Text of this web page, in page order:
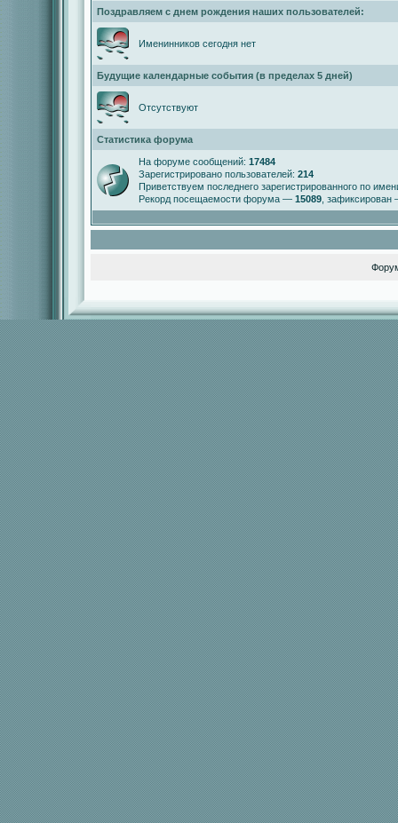
Поздравляем с днем рождения наших пользователей:
Именинников сегодня нет
Будущие календарные события (в пределах 5 дней)
Отсутствуют
Статистика форума
На форуме сообщений: 17484
Зарегистрировано пользователей: 214
Приветствуем последнего зарегистрированного по
Рекорд посещаемости форума — 15089 ,